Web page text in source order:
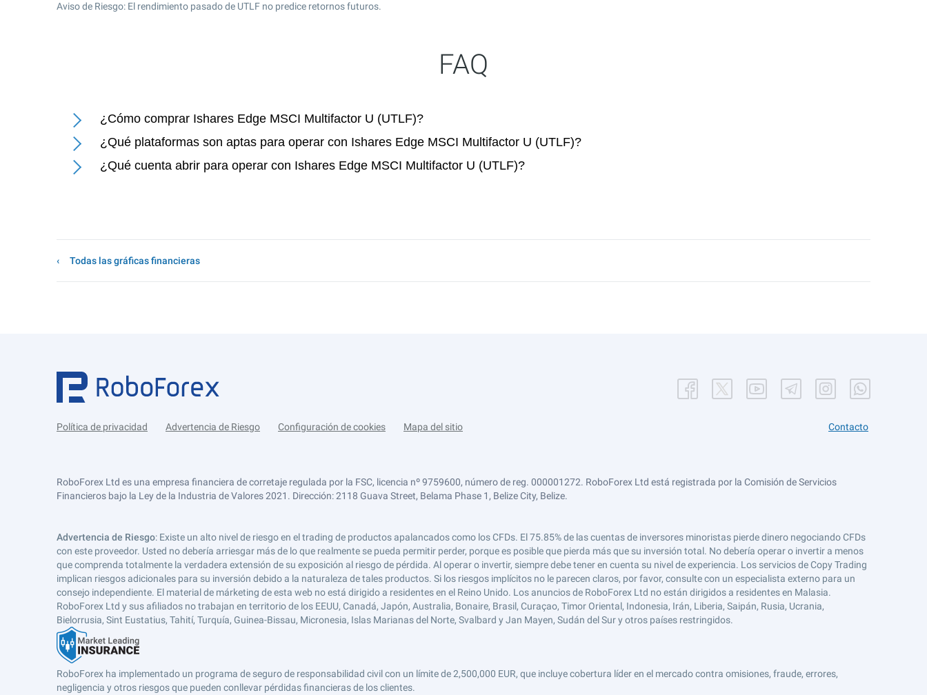
Aviso de Riesgo: El rendimiento pasado de UTLF no predice retornos futuros.
FAQ
¿Cómo comprar Ishares Edge MSCI Multifactor U (UTLF)?
¿Qué plataformas son aptas para operar con Ishares Edge MSCI Multifactor U (UTLF)?
¿Qué cuenta abrir para operar con Ishares Edge MSCI Multifactor U (UTLF)?
Todas las gráficas financieras
Política de privacidad Advertencia de Riesgo Configuración de cookies Mapa del sitio Contacto
RoboForex Ltd es una empresa financiera de corretaje regulada por la FSC, licencia nº 9759600, número de reg. 000001272. RoboForex Ltd está registrada por la Comisión de Servicios
Financieros bajo la Ley de la Industria de Valores 2021. Dirección: 2118 Guava Street, Belama Phase 1, Belize City, Belize.
Advertencia de Riesgo: Existe un alto nivel de riesgo en el trading de productos apalancados como los CFDs. El 75.85% de las cuentas de inversores minoristas pierde dinero negociando CFDs
con este proveedor. Usted no debería arriesgar más de lo que realmente se pueda permitir perder, porque es posible que pierda más que su inversión total. No debería operar o invertir a menos
que comprenda totalmente la verdadera extensión de su exposición al riesgo de pérdida. Al operar o invertir, siempre debe tener en cuenta su nivel de experiencia. Los servicios de Copy Trading
implican riesgos adicionales para su inversión debido a la naturaleza de tales productos. Si los riesgos implícitos no le parecen claros, por favor, consulte con un especialista externo para un
consejo independiente. El material de márketing de esta web no está dirigido a residentes en el Reino Unido. Los anuncios de RoboForex Ltd no están dirigidos a residentes en Malasia.
RoboForex Ltd y sus afiliados no trabajan en territorio de los EEUU, Canadá, Japón, Australia, Bonaire, Brasil, Curaçao, Timor Oriental, Indonesia, Irán, Liberia, Saipán, Rusia, Ucrania,
Bielorrusia, Sint Eustatius, Tahití, Turquía, Guinea-Bissau, Micronesia, Islas Marianas del Norte, Svalbard y Jan Mayen, Sudán del Sur y otros países restringidos.
RoboForex ha implementado un programa de seguro de responsabilidad civil con un límite de 2,500,000 EUR, que incluye cobertura líder en el mercado contra omisiones, fraude, errores,
negligencia y otros riesgos que pueden conllevar pérdidas financieras de los clientes.